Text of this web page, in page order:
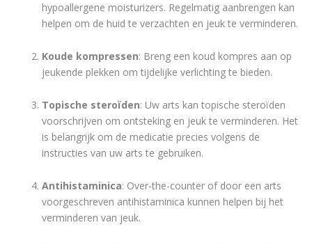
hypoallergene moisturizers. Regelmatig aanbrengen kan
helpen om de huid te verzachten en jeuk te verminderen.
Koude kompressen: Breng een koud kompres aan op
jeukende plekken om tijdelijke verlichting te bieden.
Topische steroïden: Uw arts kan topische steroïden
voorschrijven om ontsteking en jeuk te verminderen. Het
is belangrijk om de medicatie precies volgens de
instructies van uw arts te gebruiken.
Antihistaminica: Over-the-counter of door een arts
voorgeschreven antihistaminica kunnen helpen bij het
verminderen van jeuk.